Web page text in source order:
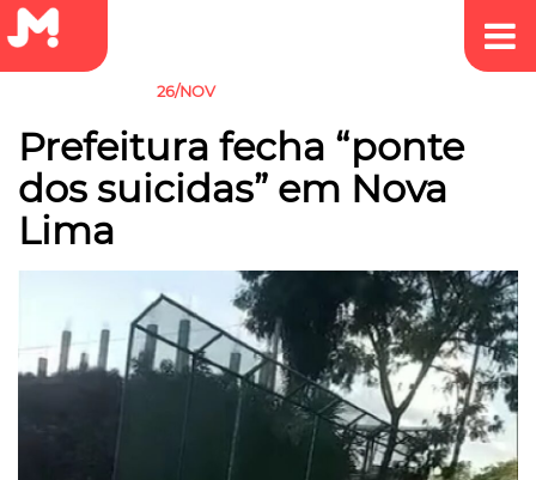
26/NOV
Prefeitura fecha “ponte
dos suicidas” em Nova
Lima